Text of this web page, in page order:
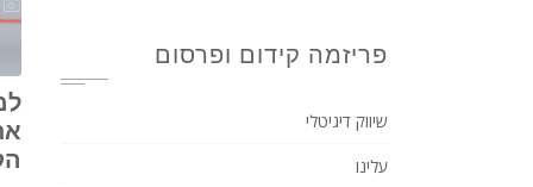
פריזמה קידום ופרסום
שיווק דיגיטלי
עלינו